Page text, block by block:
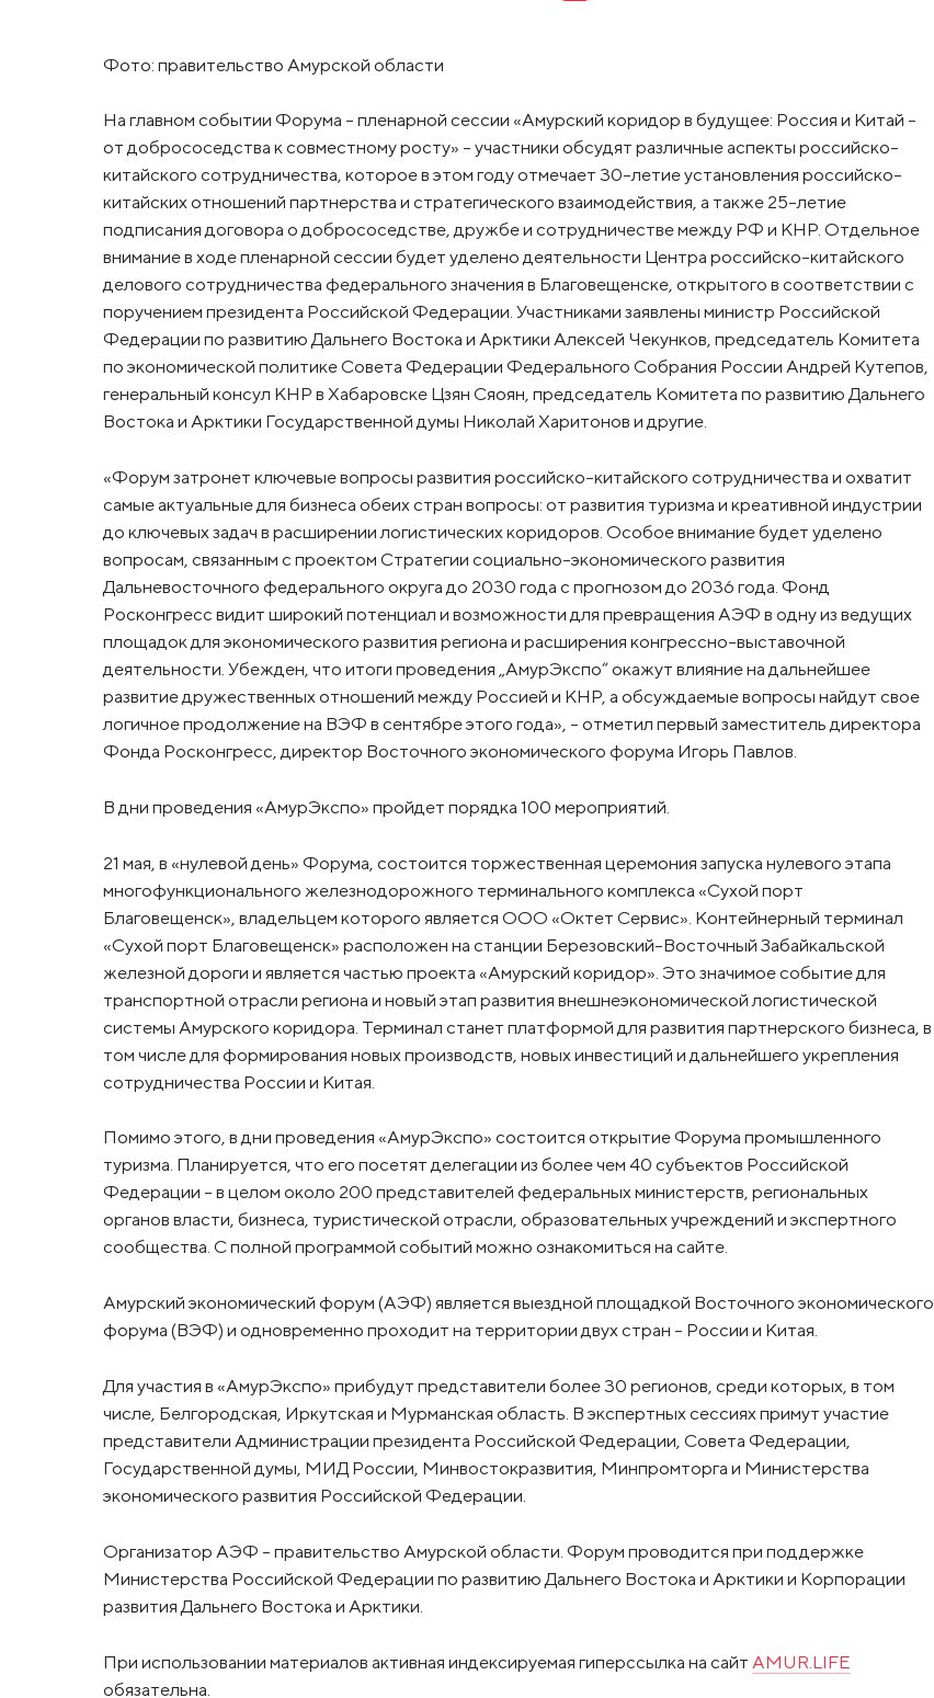
Фото: правительство Амурской области
На главном событии Форума – пленарной сессии «Амурский коридор в будущее: Россия и Китай –
от добрососедства к совместному росту» – участники обсудят различные аспекты российско-
китайского сотрудничества, которое в этом году отмечает 30-летие установления российско-
китайских отношений партнерства и стратегического взаимодействия, а также 25-летие
подписания договора о добрососедстве, дружбе и сотрудничестве между РФ и КНР. Отдельное
внимание в ходе пленарной сессии будет уделено деятельности Центра российско-китайского
делового сотрудничества федерального значения в Благовещенске, открытого в соответствии с
поручением президента Российской Федерации. Участниками заявлены министр Российской
Федерации по развитию Дальнего Востока и Арктики Алексей Чекунков, председатель Комитета
по экономической политике Совета Федерации Федерального Собрания России Андрей Кутепов,
генеральный консул КНР в Хабаровске Цзян Сяоян, председатель Комитета по развитию Дальнего
Востока и Арктики Государственной думы Николай Харитонов и другие.
«Форум затронет ключевые вопросы развития российско-китайского сотрудничества и охватит
самые актуальные для бизнеса обеих стран вопросы: от развития туризма и креативной индустрии
до ключевых задач в расширении логистических коридоров. Особое внимание будет уделено
вопросам, связанным с проектом Стратегии социально-экономического развития
Дальневосточного федерального округа до 2030 года с прогнозом до 2036 года. Фонд
Росконгресс видит широкий потенциал и возможности для превращения АЭФ в одну из ведущих
площадок для экономического развития региона и расширения конгрессно-выставочной
деятельности. Убежден, что итоги проведения „АмурЭкспо“ окажут влияние на дальнейшее
развитие дружественных отношений между Россией и КНР, а обсуждаемые вопросы найдут свое
логичное продолжение на ВЭФ в сентябре этого года», – отметил первый заместитель директора
Фонда Росконгресс, директор Восточного экономического форума Игорь Павлов.
В дни проведения «АмурЭкспо» пройдет порядка 100 мероприятий.
21 мая, в «нулевой день» Форума, состоится торжественная церемония запуска нулевого этапа
многофункционального железнодорожного терминального комплекса «Сухой порт
Благовещенск», владельцем которого является ООО «Октет Сервис». Контейнерный терминал
«Сухой порт Благовещенск» расположен на станции Березовский-Восточный Забайкальской
железной дороги и является частью проекта «Амурский коридор». Это значимое событие для
транспортной отрасли региона и новый этап развития внешнеэкономической логистической
системы Амурского коридора. Терминал станет платформой для развития партнерского бизнеса, в
том числе для формирования новых производств, новых инвестиций и дальнейшего укрепления
сотрудничества России и Китая.
Помимо этого, в дни проведения «АмурЭкспо» состоится открытие Форума промышленного
туризма. Планируется, что его посетят делегации из более чем 40 субъектов Российской
Федерации – в целом около 200 представителей федеральных министерств, региональных
органов власти, бизнеса, туристической отрасли, образовательных учреждений и экспертного
сообщества. С полной программой событий можно ознакомиться на сайте.
Амурский экономический форум (АЭФ) является выездной площадкой Восточного экономического
форума (ВЭФ) и одновременно проходит на территории двух стран – России и Китая.
Для участия в «АмурЭкспо» прибудут представители более 30 регионов, среди которых, в том
числе, Белгородская, Иркутская и Мурманская область. В экспертных сессиях примут участие
представители Администрации президента Российской Федерации, Совета Федерации,
Государственной думы, МИД России, Минвостокразвития, Минпромторга и Министерства
экономического развития Российской Федерации.
Организатор АЭФ – правительство Амурской области. Форум проводится при поддержке
Министерства Российской Федерации по развитию Дальнего Востока и Арктики и Корпорации
развития Дальнего Востока и Арктики.
При использовании материалов активная индексируемая гиперссылка на сайт AMUR.LIFE
обязательна.